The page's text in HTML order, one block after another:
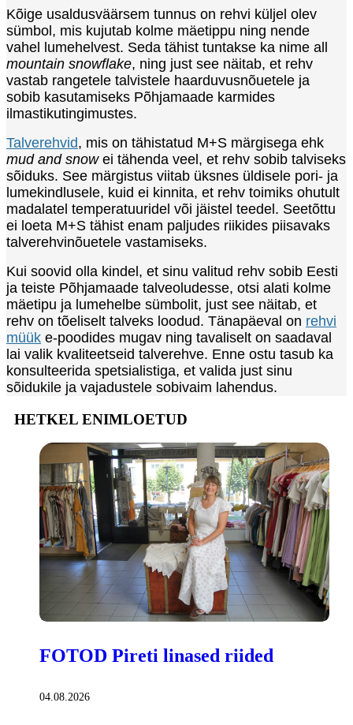
Kõige usaldusväärsem tunnus on rehvi küljel olev
sümbol, mis kujutab kolme mäetippu ning nende
vahel lumehelvest. Seda tähist tuntakse ka nime all
mountain snowflake, ning just see näitab, et rehv
vastab rangetele talvistele haarduvusnõuetele ja
sobib kasutamiseks Põhjamaade karmides
ilmastikutingimustes.
Talverehvid, mis on tähistatud M+S märgisega ehk
mud and snowei tähenda veel, et rehv sobib talviseks
sõiduks. See märgistus viitab üksnes üldisele pori- ja
lumekindlusele, kuid ei kinnita, et rehv toimiks ohutult
madalatel temperatuuridel või jäistel teedel. Seetõttu
ei loeta M+S tähist enam paljudes riikides piisavaks
talverehvinõuetele vastamiseks.
Kui soovid olla kindel, et sinu valitud rehv sobib Eesti
ja teiste Põhjamaade talveoludesse, otsi alati kolme
mäetipu ja lumehelbe sümbolit, just see näitab, et
rehv on tõeliselt talveks loodud. Tänapäeval on rehvi
müük e-poodides mugav ning tavaliselt on saadaval
lai valik kvaliteetseid talverehve. Enne ostu tasub ka
konsulteerida spetsialistiga, et valida just sinu
sõidukile ja vajadustele sobivaim lahendus.
HETKEL ENIMLOETUD
FOTOD Pireti linased riided
04.08.2026